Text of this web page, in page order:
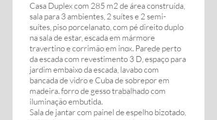
Casa Duplex com 285 m2 de área construída,
sala para 3 ambientes, 2 suítes e 2 semi-
suítes, piso porcelanato, com pé direito duplo
na sala de estar, escada em mármore
travertino e corrimão em inox. Parede perto
da escada com revestimento 3 D, espaço para
jardim embaixo da escada, lavabo com
bancada de vidro e Cuba de sobrepor em
madeira. forro de gesso trabalhado com
iluminação embutida.
Sala de jantar com painel de espelho bizotado,